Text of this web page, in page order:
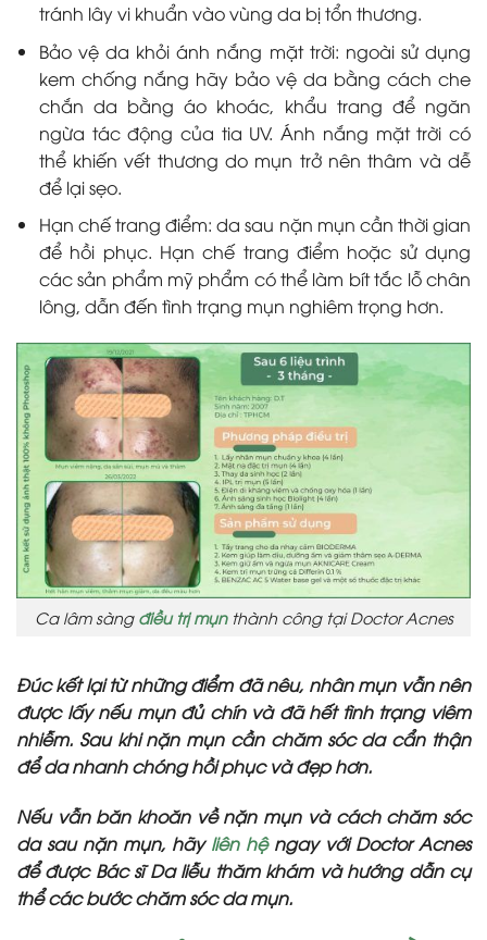
tránh lây vi khuẩn vào vùng da bị tổn thương.
Bảo vệ da khỏi ánh nắng mặt trời: ngoài sử dụng
kem chống nắng hãy bảo vệ da bằng cách che
chắn da bằng áo khoác, khẩu trang để ngăn
ngừa tác động của tia UV. Ánh nắng mặt trời có
thể khiến vết thương do mụn trở nên thâm và dễ
để lại sẹo.
Hạn chế trang điểm: da sau nặn mụn cần thời gian
để hồi phục. Hạn chế trang điểm hoặc sử dụng
các sản phẩm mỹ phẩm có thể làm bít tắc lỗ chân
lông, dẫn đến tình trạng mụn nghiêm trọng hơn.
Ca lâm sàng điều trị mụnthành công tại Doctor Acnes
Đúc kết lại từ những điểm đã nêu, nhân mụn vẫn nên
được lấy nếu mụn đủ chín và đã hết tình trạng viêm
nhiễm. Sau khi nặn mụn cần chăm sóc da cẩn thận
để da nhanh chóng hồi phục và đẹp hơn.
Nếu vẫn băn khoăn về nặn mụn và cách chăm sóc
da sau nặn mụn, hãyliên hệngay với Doctor Acnes
để được Bác sĩ Da liễu thăm khám và hướng dẫn cụ
thể các bước chăm sóc da mụn.